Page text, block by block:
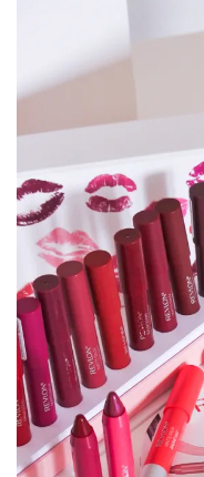
Les
plus
belles
marques
de
sacs
vegan
:
7
alternatives
éco-
responsables
au
cuir